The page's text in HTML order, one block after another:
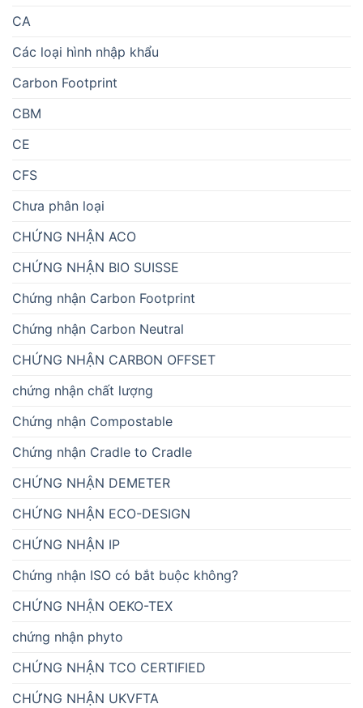
CA
Các loại hình nhập khẩu
Carbon Footprint
CBM
CE
CFS
Chưa phân loại
CHỨNG NHẬN ACO
CHỨNG NHẬN BIO SUISSE
Chứng nhận Carbon Footprint
Chứng nhận Carbon Neutral
CHỨNG NHẬN CARBON OFFSET
chứng nhận chất lượng
Chứng nhận Compostable
Chứng nhận Cradle to Cradle
CHỨNG NHẬN DEMETER
CHỨNG NHẬN ECO-DESIGN
CHỨNG NHẬN IP
Chứng nhận ISO có bắt buộc không?
CHỨNG NHẬN OEKO-TEX
chứng nhận phyto
CHỨNG NHẬN TCO CERTIFIED
CHỨNG NHẬN UKVFTA